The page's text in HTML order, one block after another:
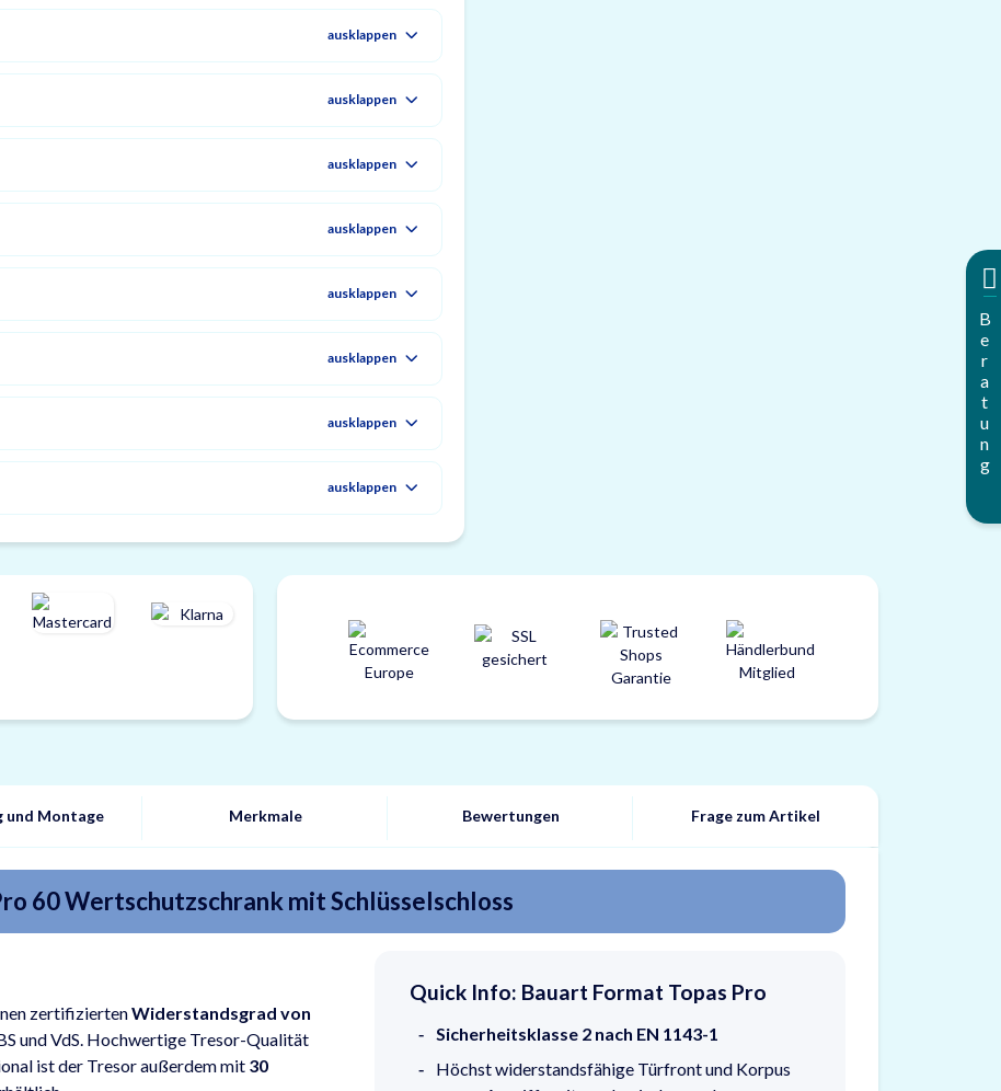
ausklappen
ausklappen
ausklappen
ausklappen
ausklappen
ausklappen
ausklappen
ausklappen
und Montage Merkmale Bewertungen Frage zum Artikel
60 Wertschutzschrank mit Schlüsselschloss
zertifiziertenWiderstandsgrad von
und VdS. Hochwertige Tresor-Qualität
ist der Tresor außerdem mit 30
Quick Info: Bauart Format Topas Pro
Sicherheitsklasse 2 nach EN 1143-1
Höchst widerstandsfähige Türfront und Korpus
Beratung